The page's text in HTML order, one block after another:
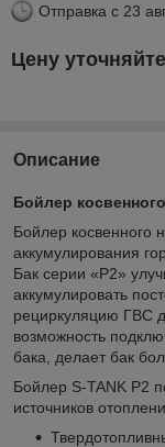
Отправка с 23
Цену уточняйте
Описание
Бойлер
Бойлер косвенного
аккумулирования
Бак серии «Р2»
аккумулировать
рециркуляцию ГВС
возможность
бака, делает бак
Бойлер S-TANK P2
источников